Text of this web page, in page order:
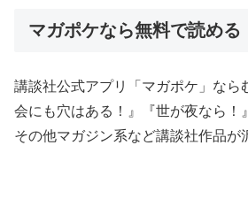
マガポケなら無料で読める
講談社公式アプリ「マガポケ」なら
会にも穴はある！』『世が夜なら！
その他マガジン系など講談社作品が